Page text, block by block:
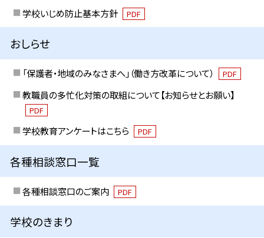
学校いじめ防止基本方針 PDF
おしらせ
「保護者・地域のみなさまへ」（働き方改革について） PDF
教職員の多忙化対策の取組について【お知らせとお願い】
PDF
学校教育アンケートはこちら PDF
各種相談窓口一覧
各種相談窓口のご案内 PDF
学校のきまり